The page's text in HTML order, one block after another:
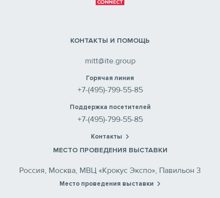
КОНТАКТЫ И ПОМОЩЬ
mitt@ite.group
Горячая линия
+7-(495)-799-55-85
Поддержка посетителей
+7-(495)-799-55-85
Контакты
МЕСТО ПРОВЕДЕНИЯ ВЫСТАВКИ
Россия, Москва, МВЦ «Крокус Экспо», Павильон 3
Место проведения выставки